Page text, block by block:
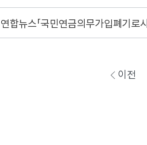
연합뉴스「국민연금의무가입폐기로
이전
페이